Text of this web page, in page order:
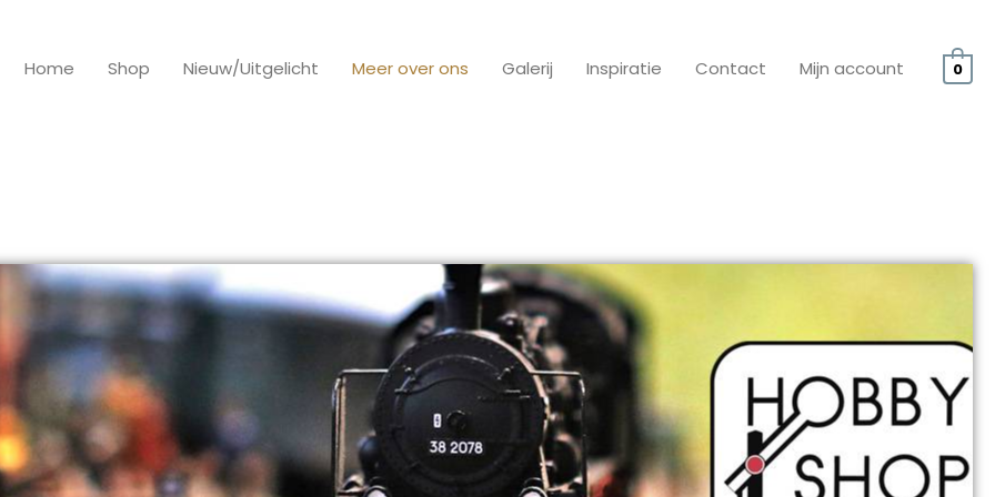
Home Shop Nieuw/Uitgelicht Meer over ons Galerij Inspiratie Contact Mijn account 0